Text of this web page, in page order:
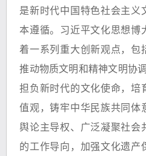
是新时代中国特色社会主义
本遵循。习近平文化思想博
着一系列重大创新观点，包
推动物质文明和精神文明协
担负新时代的文化使命，培
值观，铸牢中华民族共同体
舆论主导权、广泛凝聚社会
的工作导向，加强文化遗产